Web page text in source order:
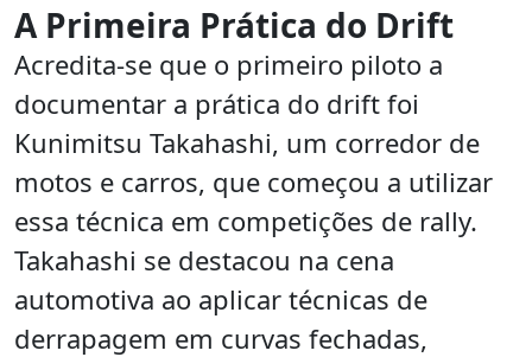
A Primeira Prática do Drift
Acredita-se que o primeiro piloto a
documentar a prática do drift foi
Kunimitsu Takahashi, um corredor de
motos e carros, que começou a utilizar
essa técnica em competições de rally.
Takahashi se destacou na cena
automotiva ao aplicar técnicas de
derrapagem em curvas fechadas,